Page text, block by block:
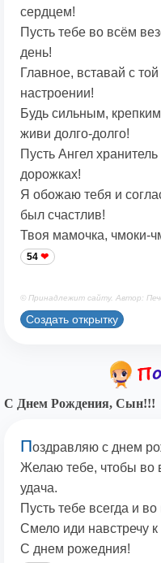
сердцем!
Пусть тебе во всём
день!
Главное, вставай с
настроении!
Будь сильным,
живи долго-долго!
Пусть Ангел
дорожках!
Я обожаю тебя и
был счастлив!
Твоя мамочка, чмоки-
54
© Принадлежит сайту. Автор:
Создать открытку
С Днем Рождения, Сын!!!
Поздравляю с днем
Желаю тебе, чтобы во
удача.
Пусть тебе всегда и во
Смело иди навстречу
С днем рожедния!